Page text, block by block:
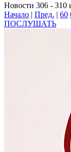
Новости 306 - 310
Начало | Пред. | 60
ПОСЛУШАТЬ